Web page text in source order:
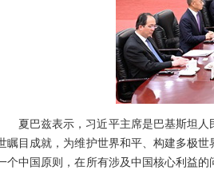
夏巴兹表示，习近平主席是巴基斯坦
瞩目成就，为维护世界和平、构建多极
个中国原则，在所有涉及中国核心利益